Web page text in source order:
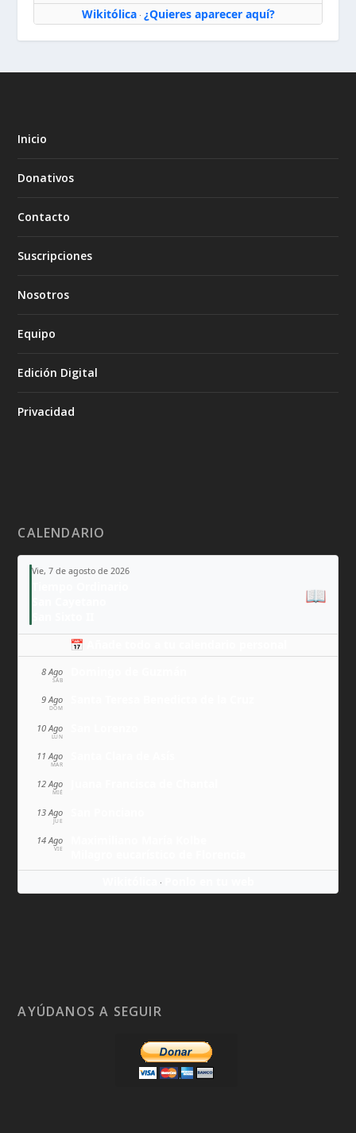
Wikitólica· ¿Quieres aparecer aquí?
Inicio
Donativos
Contacto
Suscripciones
Nosotros
Equipo
Edición Digital
Privacidad
CALENDARIO
Vie, 7 de agosto de 2026
📖
📅 Añade todo a tu calendario personal
8 Ago
SÁB
9 Ago
DOM
10 Ago
LUN
11 Ago
MAR
12 Ago
MIÉ
13 Ago
JUE
14 Ago
VIE
·
AYÚDANOS A SEGUIR